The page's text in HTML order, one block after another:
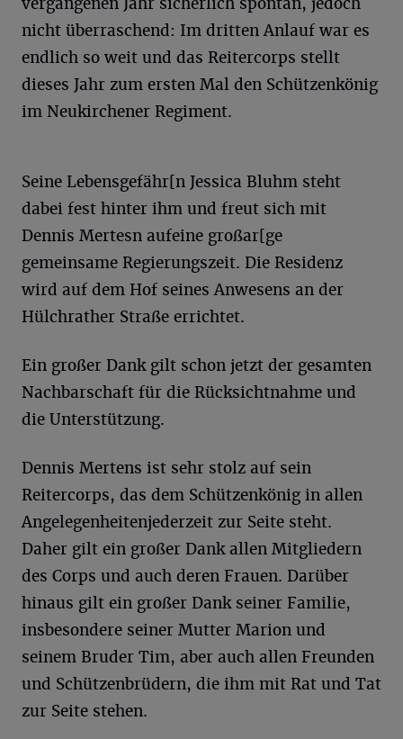
nicht überraschend: Im dritten Anlauf war es
endlich so weit und das Reitercorps stellt
dieses Jahr zum ersten Mal den Schützenkönig
im Neukirchener Regiment.
Seine Lebensgefähr[n Jessica Bluhm steht
dabei fest hinter ihm und freut sich mit
Dennis Mertesn aufeine großar[ge
gemeinsame Regierungszeit. Die Residenz
wird auf dem Hof seines Anwesens an der
Hülchrather Straße errichtet.
Ein großer Dank gilt schon jetzt der gesamten
Nachbarschaft für die Rücksichtnahme und
die Unterstützung.
Dennis Mertens ist sehr stolz auf sein
Reitercorps, das dem Schützenkönig in allen
Angelegenheitenjederzeit zur Seite steht.
Daher gilt ein großer Dank allen Mitgliedern
des Corps und auch deren Frauen. Darüber
hinaus gilt ein großer Dank seiner Familie,
insbesondere seiner Mutter Marion und
seinem Bruder Tim, aber auch allen Freunden
und Schützenbrüdern, die ihm mit Rat und Tat
zur Seite stehen.